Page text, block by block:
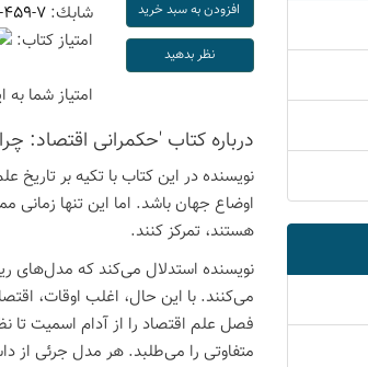
شابك: 7
امتیاز كتاب:
امتیاز شما
درباره كتاب 'حکمرانی اقتصاد:
نویسنده در این کتاب با تکیه بر تاریخ
هستند، تمرکز کنند.
نویسنده استدلال می‌کند که مدل‌های
می‌کنند. با این حال، اغلب اوقات،
فصل علم اقتصاد را از آدام اسمیت
متفاوتی را می‌طلبد. هر مدل جرئی از